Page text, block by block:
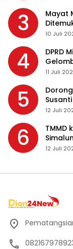
3
Mayat
10 Juli
4
DPRD
11 Juli
5 12 Juli
6
TMMD
12 Juli